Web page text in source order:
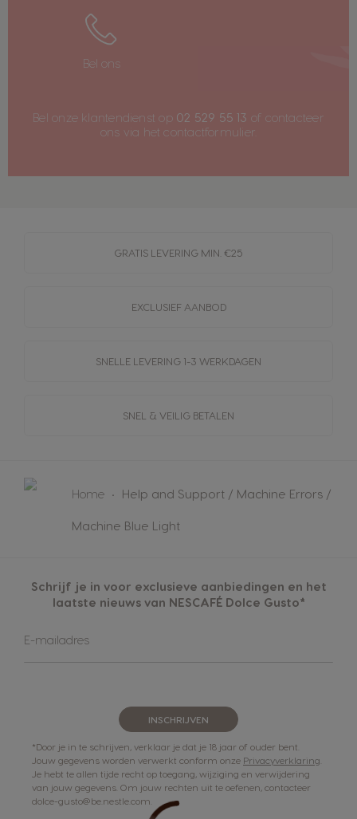
Bel ons
Bel onze klantendienst op 02 529 55 13 of contacteer
ons via hetcontactformulier.
GRATIS LEVERING MIN. €25
EXCLUSIEF AANBOD
SNELLE LEVERING 1-3 WERKDAGEN
SNEL & VEILIG BETALEN
Home Help and Support / Machine Errors /
Machine Blue Light
Schrijf je in voor exclusieve aanbiedingen en het
laatste nieuws van NESCAFÉ Dolce Gusto*
u
E-mailadres
INSCHRIJVEN
*Door je in te schrijven, verklaar je dat je 18 jaar of ouder bent.
Jouw gegevens worden verwerkt conform onze Privacyverklaring
Je hebt te allen tijde recht op toegang, wijziging en verwijdering
van jouw gegevens. Om jouw rechten uit te oefenen, contacteer
dolce-gusto@be.nestle.com.